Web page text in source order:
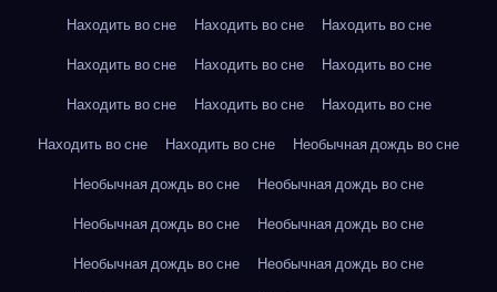
Находить во сне
Находить во сне
Находить во сне
Находить во сне
Находить во сне
Находить во сне
Находить во сне
Находить во сне
Находить во сне
Находить во сне
Находить во сне
Необычная дождь во сне
Необычная дождь во сне
Необычная дождь во сне
Необычная дождь во сне
Необычная дождь во сне
Необычная дождь во сне
Необычная дождь во сне